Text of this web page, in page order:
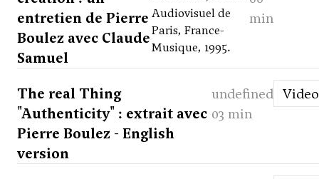
entretien de Pierre
Boulez avec Claude
Samuel
Audiovisuel de
Paris, France-
Musique, 1995.
min
The real Thing
"Authenticity" : extrait avec
Pierre Boulez - English
version
undefined
03 min
Video